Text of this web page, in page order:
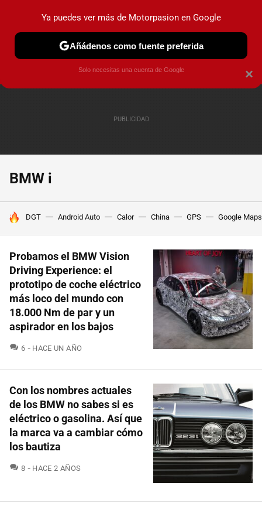
PRUEBAS COCHES ELÉCTRICOS OBSERVATORIO
BMW i
HOY SE HABLA DE
DGT Android Auto Calor China GPS Google Maps
Probamos el BMW Vision
Driving Experience: el
prototipo de coche eléctrico
más loco del mundo con
18.000 Nm de par y un
aspirador en los bajos
6 COMENTARIOS
HACE UN AÑO
Con los nombres actuales
de los BMW no sabes si es
eléctrico o gasolina. Así que
la marca va a cambiar cómo
los bautiza
8 COMENTARIOS
HACE 2 AÑOS
×
Ya puedes ver más de Motorpasion en Google
Añádenos como fuente preferida
Solo necesitas una cuenta de Google